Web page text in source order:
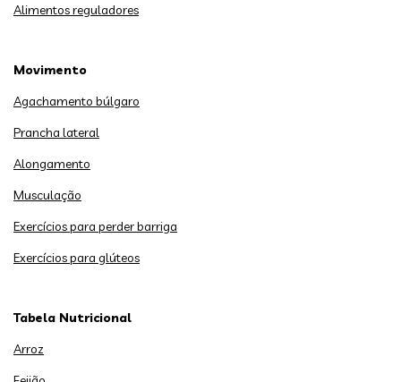
Alimentos reguladores
Movimento
Agachamento búlgaro
Prancha lateral
Alongamento
Musculação
Exercícios para perder barriga
Exercícios para glúteos
Tabela Nutricional
Arroz